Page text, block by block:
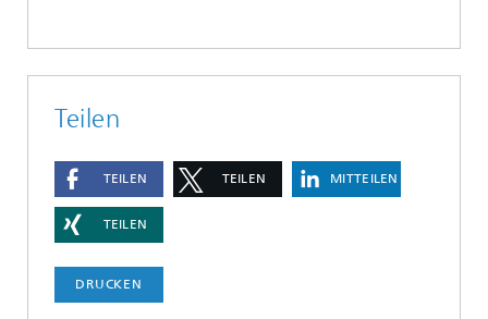
Teilen
TEILEN TEILEN MITTEILEN
TEILEN
DRUCKEN